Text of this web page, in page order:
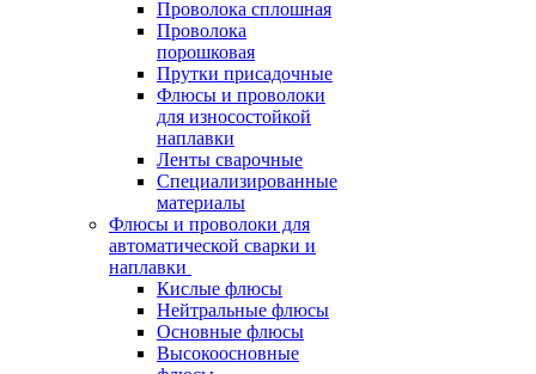
Проволока сплошная
Проволока
порошковая
Прутки присадочные
Флюсы и проволоки
для износостойкой
наплавки
Ленты сварочные
Специализированные
материалы
Флюсы и проволоки для
автоматической сварки и
наплавки
Кислые флюсы
Нейтральные флюсы
Основные флюсы
Высокоосновные